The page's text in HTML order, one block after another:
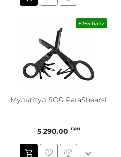
+265 бали
Мультітул SOG ParaShearsl
5 290.00 грн